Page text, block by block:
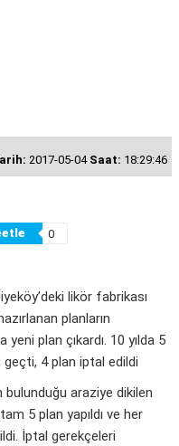
2017-05-04 Saat: 18:29:46
0
likör fabrikası
planların
plan çıkardı. 10 yılda 5
geçti, 4 plan iptal edildi
bulunduğu araziye dikilen
5 plan yapıldı ve her
İptal gerekçeleri